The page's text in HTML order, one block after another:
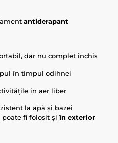
antiderapant
dar nu complet închis
în timpul odihnei
în aer liber
la apă și bazei
fi folosit și în exterior